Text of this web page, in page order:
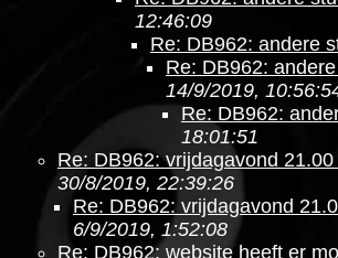
12:46:09
Re: DB962: andere
Re: DB962:
14/9/2019,
Re: DB962:
18:01:51
Re: DB962: vrijdagavond
30/8/2019, 22:39:26
Re: DB962: vrijdagavond
6/9/2019, 1:52:08
Re: DB962: website heeft er